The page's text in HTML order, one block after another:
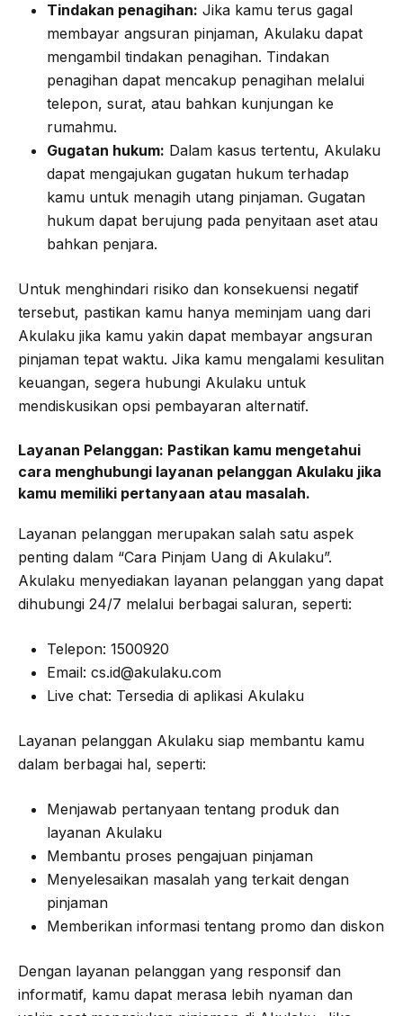
Tindakan penagihan: Jika kamu terus gagal
membayar angsuran pinjaman, Akulaku dapat
mengambil tindakan penagihan. Tindakan
penagihan dapat mencakup penagihan melalui
telepon, surat, atau bahkan kunjungan ke
rumahmu.
Gugatan hukum: Dalam kasus tertentu, Akulaku
dapat mengajukan gugatan hukum terhadap
kamu untuk menagih utang pinjaman. Gugatan
hukum dapat berujung pada penyitaan aset atau
bahkan penjara.
Untuk menghindari risiko dan konsekuensi negatif
tersebut, pastikan kamu hanya meminjam uang dari
Akulaku jika kamu yakin dapat membayar angsuran
pinjaman tepat waktu. Jika kamu mengalami kesulitan
keuangan, segera hubungi Akulaku untuk
mendiskusikan opsi pembayaran alternatif.
Layanan Pelanggan: Pastikan kamu mengetahui
cara menghubungi layanan pelanggan Akulaku jika
kamu memiliki pertanyaan atau masalah.
Layanan pelanggan merupakan salah satu aspek
penting dalam “Cara Pinjam Uang di Akulaku”.
Akulaku menyediakan layanan pelanggan yang dapat
dihubungi 24/7 melalui berbagai saluran, seperti:
Telepon: 1500920
Email: cs.id@akulaku.com
Live chat: Tersedia di aplikasi Akulaku
Layanan pelanggan Akulaku siap membantu kamu
dalam berbagai hal, seperti:
Menjawab pertanyaan tentang produk dan
layanan Akulaku
Membantu proses pengajuan pinjaman
Menyelesaikan masalah yang terkait dengan
pinjaman
Memberikan informasi tentang promo dan diskon
Dengan layanan pelanggan yang responsif dan
informatif, kamu dapat merasa lebih nyaman dan